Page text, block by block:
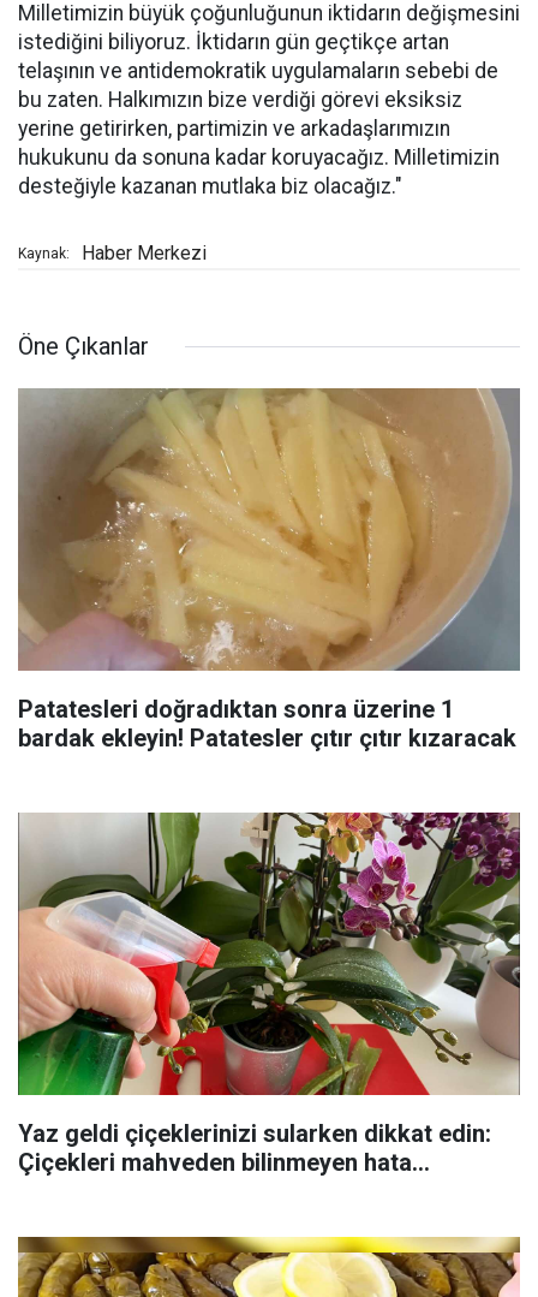
Milletimizin büyük çoğunluğunun iktidarın değişmesini
istediğini biliyoruz. İktidarın gün geçtikçe artan
telaşının ve antidemokratik uygulamaların sebebi de
bu zaten. Halkımızın bize verdiği görevi eksiksiz
yerine getirirken, partimizin ve arkadaşlarımızın
hukukunu da sonuna kadar koruyacağız. Milletimizin
desteğiyle kazanan mutlaka biz olacağız."
Kaynak: Haber Merkezi
Öne Çıkanlar
Patatesleri doğradıktan sonra üzerine 1
bardak ekleyin! Patatesler çıtır çıtır kızaracak
Yaz geldi çiçeklerinizi sularken dikkat edin:
Çiçekleri mahveden bilinmeyen hata...